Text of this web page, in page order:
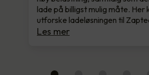
lade på billigst mulig måte. Her
utforske ladeløsningen til
Les mer